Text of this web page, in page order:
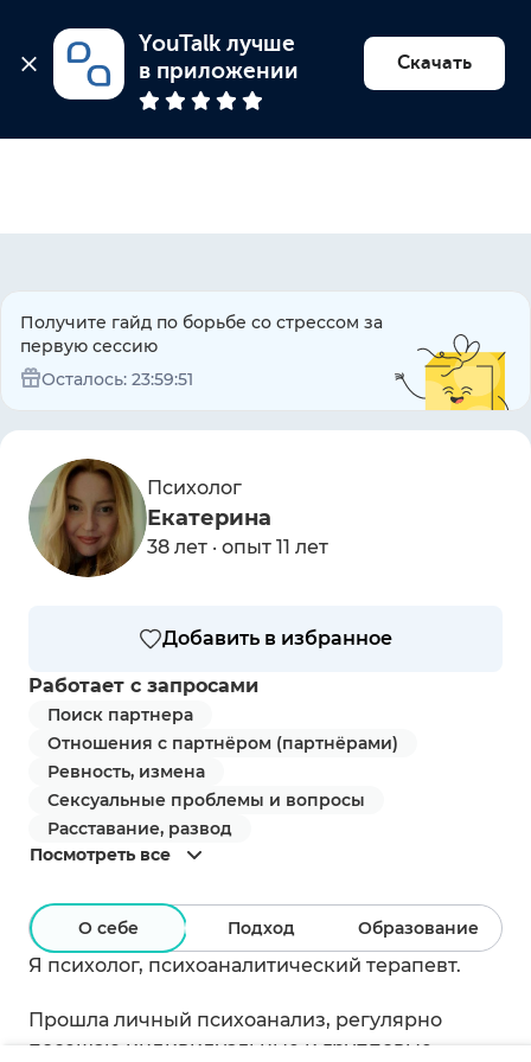
YouTalk лучше
в приложении
Скачать
Найти психолога
Получите гайд по борьбе со стрессом за
первую сессию
Осталось: 23:59:51
Психолог
Екатерина
38 лет · опыт 11 лет
Добавить в избранное
Работает с запросами
Поиск партнера
Отношения с партнёром (партнёрами)
Ревность, измена
Сексуальные проблемы и вопросы
Расставание, развод
Посмотреть все
О себе Подход Образование
Я психолог, психоаналитический терапевт.
Прошла личный психоанализ, регулярно
посещаю индивидуальные и групповые